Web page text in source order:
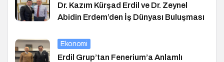
Dr. Kazım Kürşad Erdil ve Dr. Zeynel
Abidin Erdem’den İş Dünyası Buluşması
Ekonomi
Erdil Grup’tan Fenerium’a Anlamlı